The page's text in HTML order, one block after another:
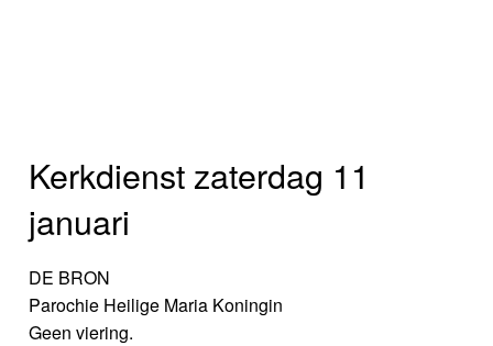
Kerkdienst zaterdag 11
januari
DE BRON
Parochie Heilige Maria Koningin
Geen viering.